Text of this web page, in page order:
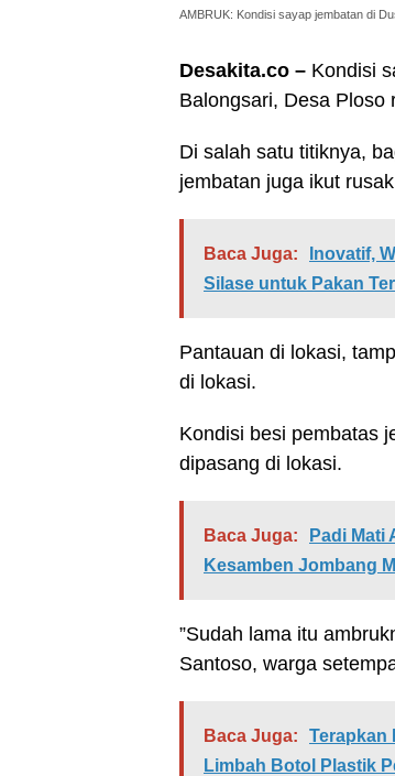
AMBRUK: Kondisi sayap jembatan di
Desakita.co – Kondisi
Balongsari, Desa Ploso
Di salah satu titiknya,
jembatan juga ikut
Baca Juga:
Inovatif,
Silase untuk Pakan
Pantauan di lokasi,
di lokasi.
Kondisi besi pembatas
dipasang di lokasi.
Baca Juga:
Padi Mati
Kesamben Jombang
”Sudah lama itu
Santoso, warga
Baca Juga:
Terapkan
Limbah Botol Plastik